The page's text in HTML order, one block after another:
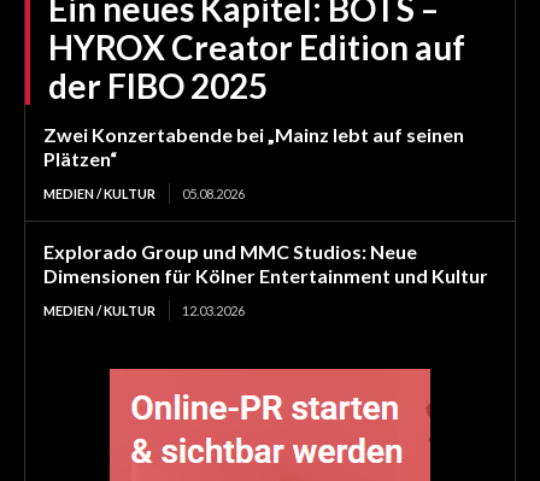
Ein neues Kapitel: BOTS –
HYROX Creator Edition auf
der FIBO 2025
Zwei Konzertabende bei „Mainz lebt auf seinen
Plätzen“
MEDIEN / KULTUR 05.08.2026
Explorado Group und MMC Studios: Neue
Dimensionen für Kölner Entertainment und Kultur
MEDIEN / KULTUR 12.03.2026